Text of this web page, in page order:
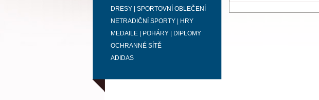
DRESY | SPORTOVNÍ OBLEČENÍ
NETRADIČNÍ SPORTY | HRY
MEDAILE | POHÁRY | DIPLOMY
OCHRANNÉ SÍTĚ
ADIDAS